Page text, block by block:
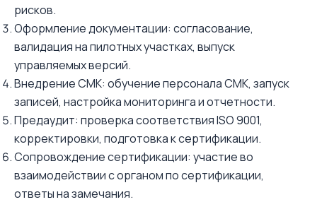
рисков.
Оформление документации: согласование,
валидация на пилотных участках, выпуск
управляемых версий.
Внедрение СМК: обучение персонала СМК, запуск
записей, настройка мониторинга и отчетности.
Предаудит: проверка соответствия ISO 9001,
корректировки, подготовка к сертификации.
Сопровождение сертификации: участие во
взаимодействии с органом по сертификации,
ответы на замечания.